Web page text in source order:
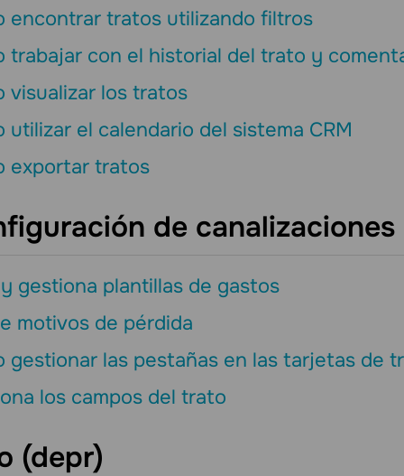
encontrar tratos utilizando filtros
trabajar con el historial del trato y
visualizar los tratos
utilizar el calendario del sistema CRM
exportar tratos
de canalizaciones
gestiona plantillas de gastos
motivos de pérdida
gestionar las pestañas en las tarjetas de
los campos del trato
(depr)